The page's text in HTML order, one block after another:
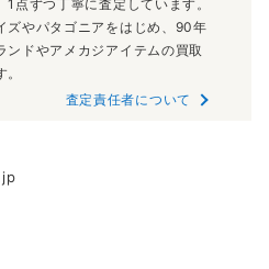
点ずつ丁寧に査定しています。
ズやパタゴニアをはじめ、90年
ンドやアメカジアイテムの買取
査定責任者について